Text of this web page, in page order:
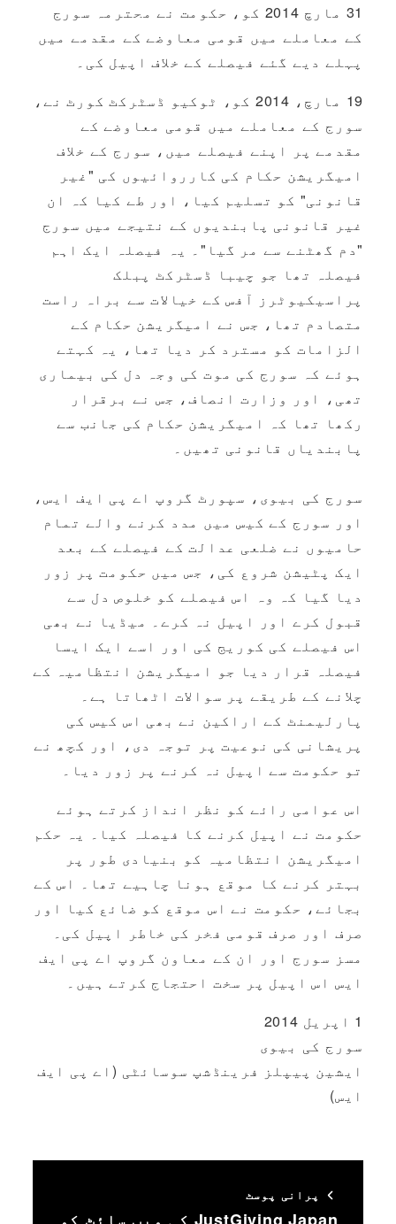
31 مارچ 2014 کو، حکومت نے محترمہ سورج
کے معاملے میں قومی معاوضے کے مقدمے میں
پہلے دیے گئے فیصلے کے خلاف اپیل کی۔
19 مارچ، 2014 کو، ٹوکیو ڈسٹرکٹ کورٹ نے،
سورج کے معاملے میں قومی معاوضے کے
مقدمے پر اپنے فیصلے میں، سورج کے خلاف
امیگریشن حکام کی کارروائیوں کی "غیر
قانونی" کو تسلیم کیا، اور طے کیا کہ ان
غیر قانونی پابندیوں کے نتیجے میں سورج
"دم گھٹنے سے مر گیا"۔ یہ فیصلہ ایک اہم
فیصلہ تھا جو چیبا ڈسٹرکٹ پبلک
پراسیکیوٹرز آفس کے خیالات سے براہ راست
متصادم تھا، جس نے امیگریشن حکام کے
الزامات کو مسترد کر دیا تھا، یہ کہتے
ہوئے کہ سورج کی موت کی وجہ دل کی بیماری
تھی، اور وزارت انصاف، جس نے برقرار
رکھا تھا کہ امیگریشن حکام کی جانب سے
پابندیاں قانونی تھیں۔
سورج کی بیوی، سپورٹ گروپ اے پی ایف ایس،
اور سورج کے کیس میں مدد کرنے والے تمام
حامیوں نے ضلعی عدالت کے فیصلے کے بعد
ایک پٹیشن شروع کی، جس میں حکومت پر زور
دیا گیا کہ وہ اس فیصلے کو خلوص دل سے
قبول کرے اور اپیل نہ کرے۔ میڈیا نے بھی
اس فیصلے کی کوریج کی اور اسے ایک ایسا
فیصلہ قرار دیا جو امیگریشن انتظامیہ کے
چلانے کے طریقے پر سوالات اٹھاتا ہے۔
پارلیمنٹ کے اراکین نے بھی اس کیس کی
پریشانی کی نوعیت پر توجہ دی، اور کچھ نے
تو حکومت سے اپیل نہ کرنے پر زور دیا۔
اس عوامی رائے کو نظر انداز کرتے ہوئے
حکومت نے اپیل کرنے کا فیصلہ کیا۔ یہ حکم
امیگریشن انتظامیہ کو بنیادی طور پر
بہتر کرنے کا موقع ہونا چاہیے تھا۔ اس کے
بجائے، حکومت نے اس موقع کو ضائع کیا اور
صرف اور صرف قومی فخر کی خاطر اپیل کی۔
مسز سورج اور ان کے معاون گروپ اے پی ایف
ایس اس اپیل پر سخت احتجاج کرتے ہیں۔
1 اپریل 2014
سورج کی بیوی
ایشین پیپلز فرینڈشپ سوسائٹی (اے پی ایف
ایس)
پرانی پوسٹ